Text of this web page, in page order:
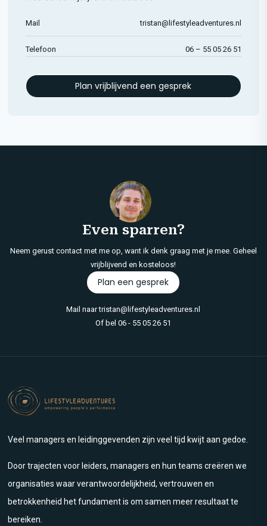
Mail tristan@lifestyleadventures.nl
Telefoon 06 – 55 05 26 51
Plan vrijblijvend een gesprek
Even sparren?
Neem gerust contact met me op, want ik denk graag met je mee. Geheel
vrijblijvend en kosteloos!
Plan een gesprek
Mail naartristan@lifestyleadventures.nl
Of bel06 - 55 05 26 51
Veel managers en leidinggevenden zijn veel tijd kwijt aan gedoe.
Door trajecten voor leiders, managers en hun teams creëren we
organisaties waar verantwoordelijkheid, vertrouwen en
betrokkenheid het fundament is om samen meer resultaat te
bereiken.